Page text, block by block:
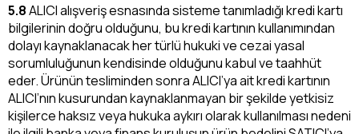
5.8ALICI alışveriş esnasında sisteme tanımladığı kredi kartı
bilgilerinin doğru olduğunu, bu kredi kartının kullanımından
dolayı kaynaklanacak her türlü hukuki ve cezai yasal
sorumluluğunun kendisinde olduğunu kabul ve taahhüt
eder. Ürünün tesliminden sonra ALICI’ya ait kredi kartının
ALICI’nın kusurundan kaynaklanmayan bir şekilde yetkisiz
kişilerce haksız veya hukuka aykırı olarak kullanılması nedeni